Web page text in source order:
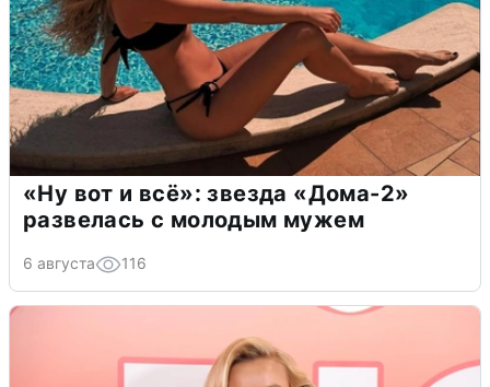
«Ну вот и всё»: звезда «Дома-2»
развелась с молодым мужем
6 августа 116